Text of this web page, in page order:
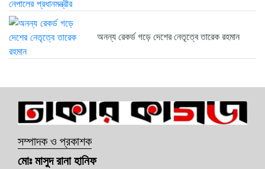
অনন্য রেকর্ড গড়ে দেশের নেতৃত্বে তারেক রহমান
সম্পাদক ও প্রকাশক
মোঃ মাসুদ রানা হানিফ